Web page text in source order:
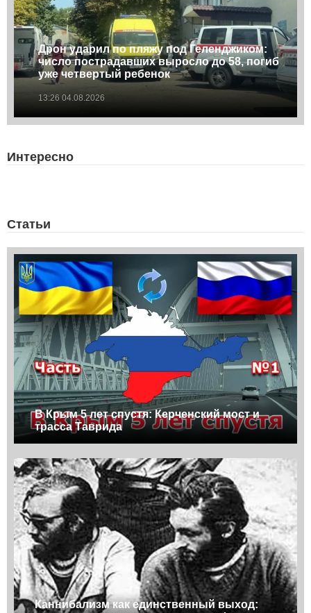
Дрон ударил по пляжу под Геленджиком:
число пострадавших выросло до 58, погиб
уже четвертый ребенок
13:26 04.08.2026
Интересно
Статьи
В Крым 5 лет спустя: Керченский мост и
трасса Таврида
Каннибализм как единственный выход: